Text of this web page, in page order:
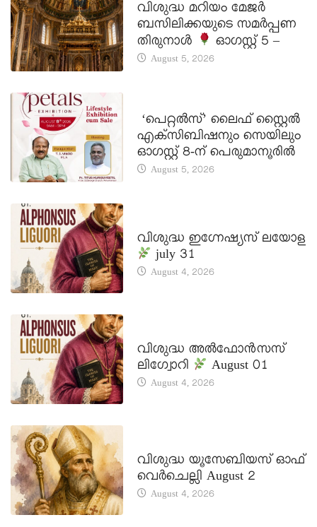
വിശുദ്ധ മറിയം മേജർ
ബസിലിക്കയുടെ സമർപ്പണ
തിരുനാൾ
ഓഗസ്റ്റ് 5 –
August 5, 2026
‘പെറ്റൽസ്’ ലൈഫ് സ്റ്റൈൽ
എക്സിബിഷനും സെയിലും
ഓഗസ്റ്റ് 8-ന് പെരുമാനൂരിൽ
August 5, 2026
വിശുദ്ധ ഇഗ്നേഷ്യസ് ലയോള
july 31
August 4, 2026
വിശുദ്ധ അൽഫോൻസസ്
ലിഗ്വോറി
August 01
August 4, 2026
വിശുദ്ധ യൂസേബിയസ് ഓഫ്
വെർചെല്ലി August 2
August 4, 2026